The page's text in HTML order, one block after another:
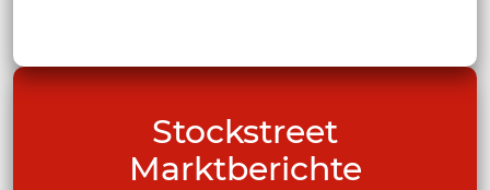
Stockstreet
Marktberichte